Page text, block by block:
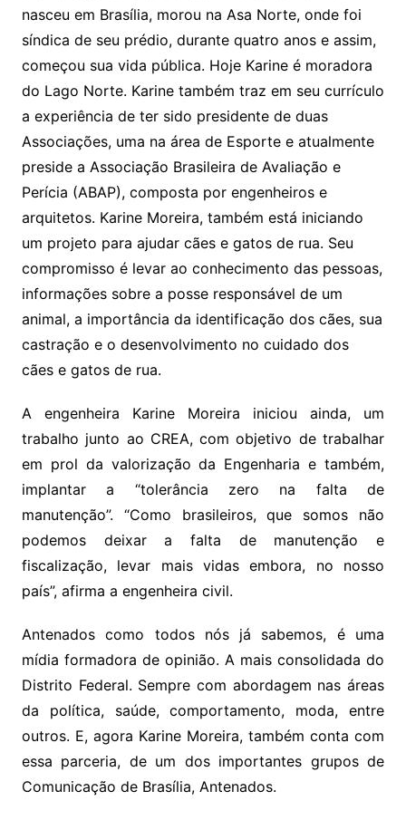
nasceu em Brasília, morou na Asa Norte, onde foi
síndica de seu prédio, durante quatro anos e assim,
começou sua vida pública. Hoje Karine é moradora
do Lago Norte. Karine também traz em seu currículo
a experiência de ter sido presidente de duas
Associações, uma na área de Esporte e atualmente
preside a Associação Brasileira de Avaliação e
Perícia (ABAP), composta por engenheiros e
arquitetos. Karine Moreira, também está iniciando
um projeto para ajudar cães e gatos de rua. Seu
compromisso é levar ao conhecimento das pessoas,
informações sobre a posse responsável de um
animal, a importância da identificação dos cães, sua
castração e o desenvolvimento no cuidado dos
cães e gatos de rua.
A engenheira Karine Moreira iniciou ainda, um
trabalho junto ao CREA, com objetivo de trabalhar
em prol da valorização da Engenharia e também,
implantar a “tolerância zero na falta de
manutenção”. “Como brasileiros, que somos não
podemos deixar a falta de manutenção e
fiscalização, levar mais vidas embora, no nosso
país”, afirma a engenheira civil.
Antenados como todos nós já sabemos, é uma
mídia formadora de opinião. A mais consolidada do
Distrito Federal. Sempre com abordagem nas áreas
da política, saúde, comportamento, moda, entre
outros. E, agora Karine Moreira, também conta com
essa parceria, de um dos importantes grupos de
Comunicação de Brasília, Antenados.